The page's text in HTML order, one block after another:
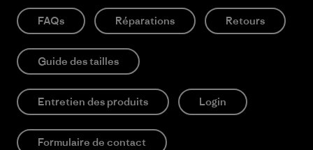
FAQs Réparations Retours
Guide des tailles
Entretien des produits Login
Formulaire de contact